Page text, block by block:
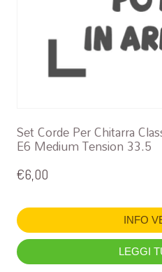
Set Corde Per Chitarra
E6 Medium Tension 33.5
€6,00
INFO
LEGGI